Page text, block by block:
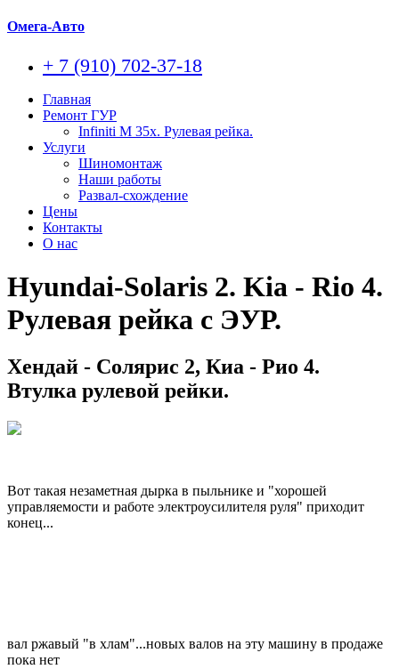
Омега-Авто
+ 7 (910) 702-37-18
Главная
Ремонт ГУР
Infiniti M 35x. Рулевая рейка.
Услуги
Шиномонтаж
Наши работы
Развал-схождение
Цены
Контакты
О нас
Hyundai-Solaris 2. Kia - Rio 4.
Рулевая рейка с ЭУР.
Хендай - Солярис 2, Киа - Рио 4.
Втулка рулевой рейки.
Вот такая незаметная дырка в пыльнике и "хорошей
управляемости и работе электроусилителя руля" приходит
конец...
вал ржавый "в хлам"...новых валов на эту машину в продаже
пока нет